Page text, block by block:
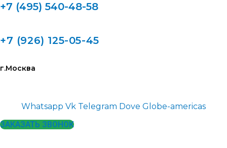
+7 (495) 540-48-58
+7 (926) 125-05-45
г.Москва
Whatsapp Vk Telegram Dove Globe-americas
ЗАКАЗАТЬ ЗВОНОК